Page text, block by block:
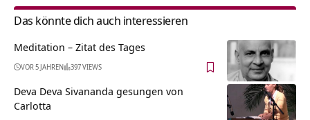
Das könnte dich auch interessieren
Meditation – Zitat des Tages
VOR 5 JAHREN 397 VIEWS
Deva Deva Sivananda gesungen von
Carlotta